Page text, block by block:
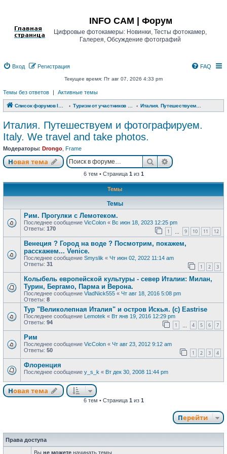
INFO CAM | Форум
Цифровые фотокамеры: Новинки, Тесты фотокамер,
Галерея, Обсуждение фотографий
Вход Регистрация FAQ
Текущее время: Пт авг 07, 2026 4:33 pm
Темы без ответов | Активные темы
Список форумов INFO CAM | Форум
Италия. Путешествуем и фотографируем.
Italy. We travel and take photos.
Модераторы: Drongo Frame
Новая тема
Новая тема ПоискРасширенный
6 тем • Страница 1 из 1
Темы
Темы
Рим. Прогулки с Лемотеком.
Последнее сообщение VicColon « Вс июн 18, 2023 12:25 pm
Ответы: 170 1 9 10 11 12
Венеция ? Город на воде ? Посмотрим, покажем,
расскажем... Venice.
Последнее сообщение Smyslik « Чт июн 02, 2022 11:14 am
Ответы: 31 1 2 3
Колыбель европейской культуры - север Италии: Милан,
Турин, Бергамо, Парма и Верона.
Последнее сообщение VladNick555 « Чт авг 18, 2016 5:08 pm
Ответы: 8
Тур "Великолепная Италия" и остров Искья. (с) Eastrise
Последнее сообщение Lemotek « Вт янв 19, 2016 12:29 pm
Ответы: 94 1 4 5 6 7
Рим
Последнее сообщение VicColon « Чт авг 23, 2012 9:12 am
Ответы: 50 1 2 3 4
Флоренция
Последнее сообщение y_s_k « Вт дек 30, 2008 11:44 pm
Новая тема
Новая тема
6 тем • Страница 1 из 1
Перейти
Права доступа
Вы не можете начинать темы